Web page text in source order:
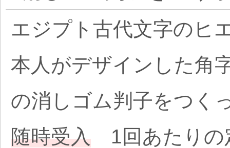
エジプト古代文字のヒ
本人がデザインした角
の消しゴム判子をつく
随時受入 1回あたり